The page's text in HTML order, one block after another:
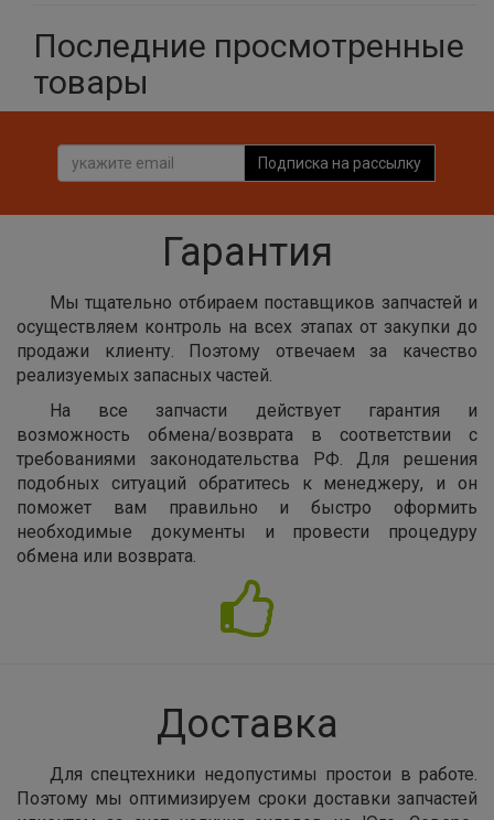
Последние просмотренные
товары
Подписка на рассылку
Гарантия
Мы тщательно отбираем поставщиков запчастей и
осуществляем контроль на всех этапах от закупки до
продажи клиенту. Поэтому отвечаем за качество
реализуемых запасных частей.
На все запчасти действует гарантия и
возможность обмена/возврата в соответствии с
требованиями законодательства РФ. Для решения
подобных ситуаций обратитесь к менеджеру, и он
поможет вам правильно и быстро оформить
необходимые документы и провести процедуру
обмена или возврата.
Доставка
Для спецтехники недопустимы простои в работе.
Поэтому мы оптимизируем сроки доставки запчастей